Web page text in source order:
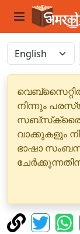
നിന്നും
വാക്കുകളും
ഭാഷാ